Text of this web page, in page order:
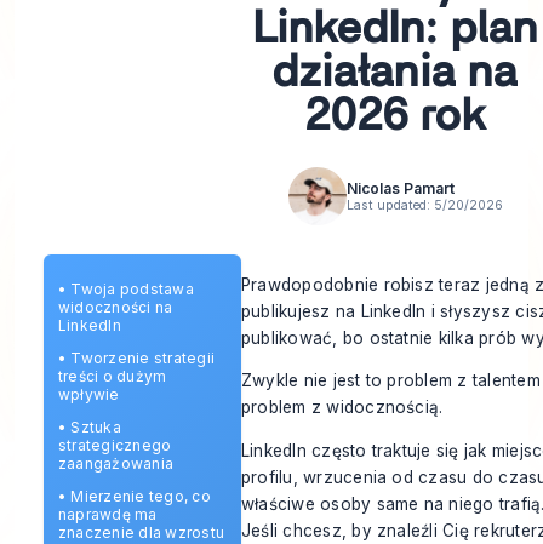
LinkedIn: plan
działania na
2026 rok
Nicolas Pamart
Last updated: 5/20/2026
• Twoja podstawa
widoczności na
LinkedIn
• Tworzenie strategii
treści o dużym
wpływie
•Sztuka
strategicznego
zaangażowania
• Mierzenie tego, co
naprawdę ma
znaczenie dla wzrostu
Prawdopodobnie robisz teraz jedną
publikujesz na LinkedIn i słyszysz
publikować, bo ostatnie kilka prób
Zwykle nie jest to problem z
problem z widocznością.
LinkedIn często traktuje się jak
profilu, wrzucenia od czasu do
właściwe osoby same na niego
Jeśli chcesz, by znaleźli Cię